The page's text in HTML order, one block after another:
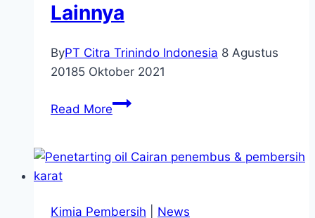
Lainnya
ByPT Citra Trinindo Indonesia 8 Agustus
20185 Oktober 2021
Read More
Kimia Pembersih News